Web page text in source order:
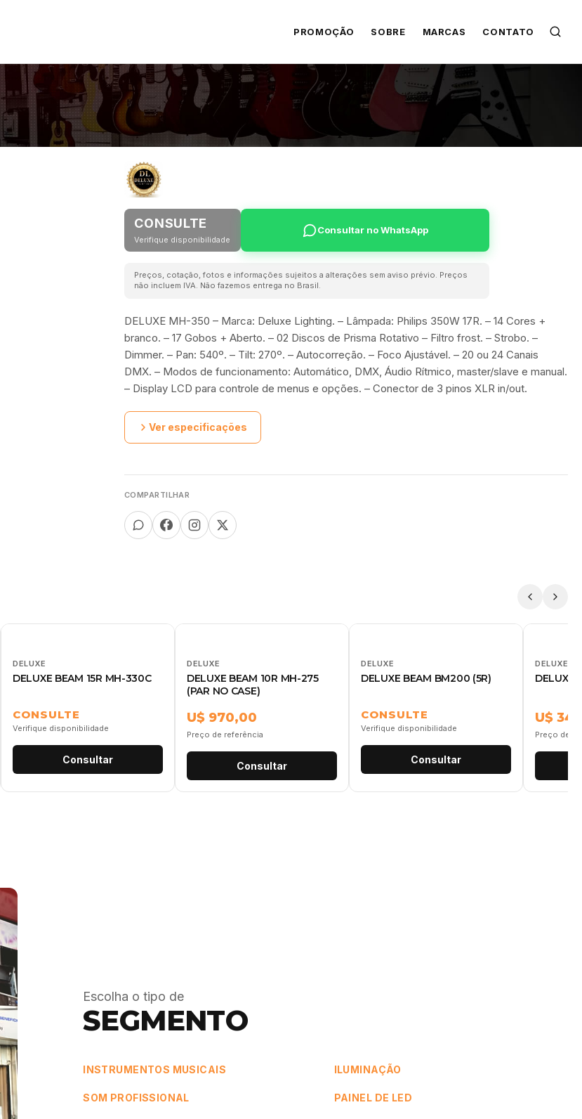
PROMOÇÃO SOBRE MARCAS CONTATO
CONSULTE
Verifique disponibilidade
Consultar no WhatsApp
Preços, cotação, fotos e informações sujeitos a alterações sem aviso prévio. Preços
não incluem IVA. Não fazemos entrega no Brasil.
DELUXE MH-350 – Marca: Deluxe Lighting. – Lâmpada: Philips 350W 17R. – 14 Cores +
branco. – 17 Gobos + Aberto. – 02 Discos de Prisma Rotativo – Filtro frost. – Strobo. –
Dimmer. – Pan: 540º. – Tilt: 270º. – Autocorreção. – Foco Ajustável. – 20 ou 24 Canais
DMX. – Modos de funcionamento: Automático, DMX, Áudio Rítmico, master/slave e manual.
– Display LCD para controle de menus e opções. – Conector de 3 pinos XLR in/out.
Ver especificações
COMPARTILHAR
DELUXE
DELUXE BEAM 15R MH-330C
CONSULTE
Verifique disponibilidade
Consultar
DELUXE
DELUXE BEAM 10R MH-275
(PAR NO CASE)
U$ 970,00
Preço de referência
Consultar
DELUXE
DELUXE BEAM BM200 (5R)
CONSULTE
Verifique disponibilidade
Consultar
DELUXE
DELUXE
U$
Preço de
Escolha o tipo de
SEGMENTO
INSTRUMENTOS MUSICAIS ILUMINAÇÃO
SOM PROFISSIONAL PAINEL DE LED